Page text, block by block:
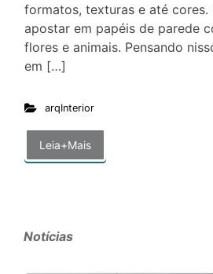
formatos, texturas e até cores.
apostar em papéis de parede
flores e animais. Pensando
em […]
arqInterior
Leia+Mais
Notícias